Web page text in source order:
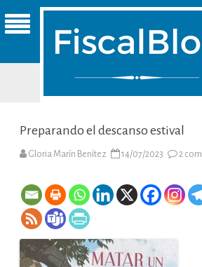
Preparando el descanso estival
Gloria Marín Benítez 14/07/2023 2